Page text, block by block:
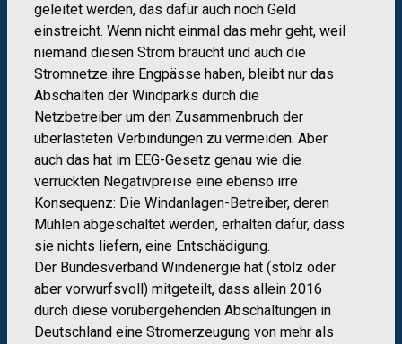
geleitet werden, das dafür auch noch Geld
einstreicht. Wenn nicht einmal das mehr geht, weil
niemand diesen Strom braucht und auch die
Stromnetze ihre Engpässe haben, bleibt nur das
Abschalten der Windparks durch die
Netzbetreiber um den Zusammenbruch der
überlasteten Verbindungen zu vermeiden. Aber
auch das hat im EEG-Gesetz genau wie die
verrückten Negativpreise eine ebenso irre
Konsequenz: Die Windanlagen-Betreiber, deren
Mühlen abgeschaltet werden, erhalten dafür, dass
sie nichts liefern, eine Entschädigung.
Der Bundesverband Windenergie hat (stolz oder
aber vorwurfsvoll) mitgeteilt, dass allein 2016
durch diese vorübergehenden Abschaltungen in
Deutschland eine Stromerzeugung von mehr als